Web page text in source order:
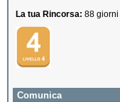
La tua Rincorsa: 88 giorni
Comunica